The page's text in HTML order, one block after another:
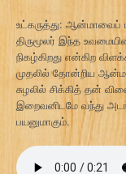
உட்கருத்து: ஆன்மாவைப்
திருமூலர் இந்த
நிகழ்கிறது என்கிற
முதலில் தோன்றிய ஆன்மா
சுழலில் சிக்கித் தன்
இறைவனிடமே வந்து
பயனுமாகும்.